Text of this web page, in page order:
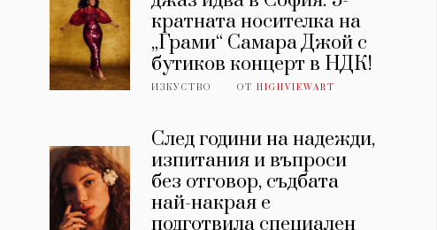
кратната носителка на
„Грами“ Самара Джой с
бутиков концерт в НДК!
ИЗКУСТВО ОТHIGHVIEWART
След години на надежди,
изпитания и въпроси
без отговор, съдбата
най-накрая е
подготвила специален